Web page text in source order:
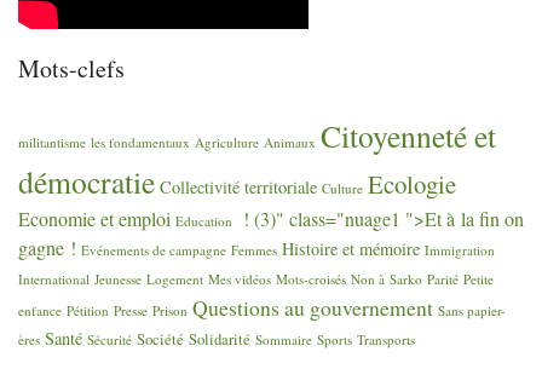
Mots-clefs
militantisme les fondamentaux Agriculture Animaux Citoyenneté et
démocratie Collectivité territoriale Culture Ecologie
Economie et emploi Education
! (3)" class="nuage1 ">Et à la fin on
gagne ! Evénements de campagne Femmes Histoire et mémoire Immigration
International Jeunesse Logement Mes vidéos Mots-croisés Non à Sarko Parité Petite
enfance Pétition Presse Prison Questions au gouvernement Sans papier-
ères Santé Sécurité Société Solidarité Sommaire Sports Transports